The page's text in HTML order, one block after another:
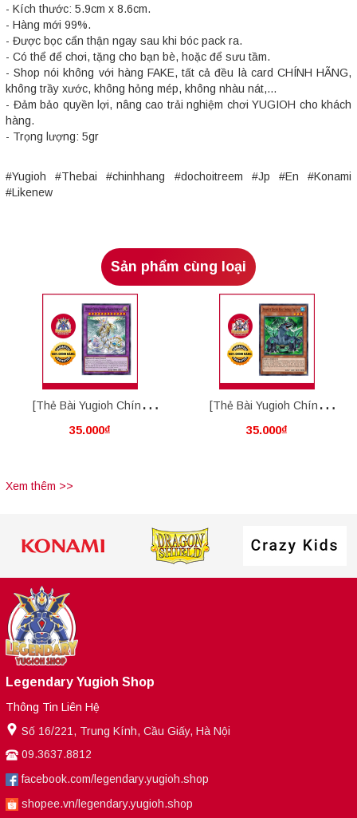
- Kích thước: 5.9cm x 8.6cm.
- Hàng mới 99%.
- Được bọc cẩn thận ngay sau khi bóc pack ra.
- Có thể để chơi, tặng cho bạn bè, hoặc để sưu tầm.
- Shop nói không với hàng FAKE, tất cả đều là card CHÍNH HÃNG,
không trầy xước, không hỏng mép, không nhàu nát,...
- Đảm bảo quyền lợi, nâng cao trải nghiệm chơi YUGIOH cho khách
hàng.
- Trọng lượng: 5gr
#Yugioh #Thebai #chinhhang #dochoitreem #Jp #En #Konami
#Likenew
Sản phẩm cùng loại
[Thẻ Bài Yugioh Chính
Hãng] Ultimate Crystal
35.000₫
[Thẻ Bài Yugioh Chính
Hãng] Advanced Crystal
35.000₫
Xem thêm >>
Legendary Yugioh Shop
Thông Tin Liên Hệ
Số 16/221, Trung Kính, Cầu Giấy, Hà Nội
09.3637.8812
facebook.com/legendary.yugioh.shop
shopee.vn/legendary.yugioh.shop